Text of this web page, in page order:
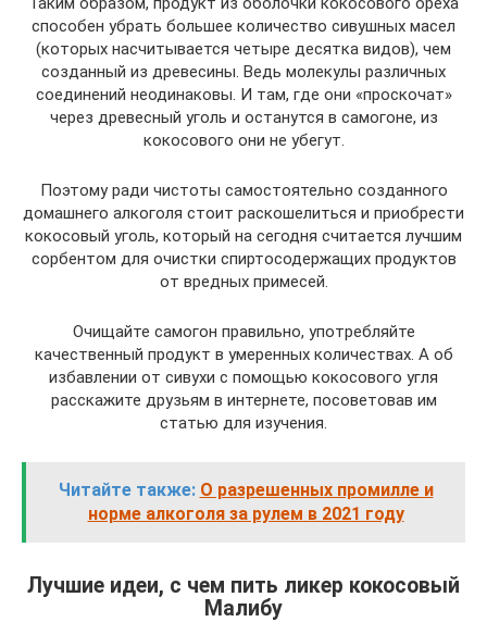
способен убрать большее количество сивушных масел
(которых насчитывается четыре десятка видов), чем
созданный из древесины. Ведь молекулы различных
соединений неодинаковы. И там, где они «проскочат»
через древесный уголь и останутся в самогоне, из
кокосового они не убегут.
Поэтому ради чистоты самостоятельно созданного
домашнего алкоголя стоит раскошелиться и приобрести
кокосовый уголь, который на сегодня считается лучшим
сорбентом для очистки спиртосодержащих продуктов
от вредных примесей.
Очищайте самогон правильно, употребляйте
качественный продукт в умеренных количествах. А об
избавлении от сивухи с помощью кокосового угля
расскажите друзьям в интернете, посоветовав им
статью для изучения.
Читайте также: О разрешенных промилле и
норме алкоголя за рулем в 2021 году
Лучшие идеи, с чем пить ликер кокосовый
Малибу